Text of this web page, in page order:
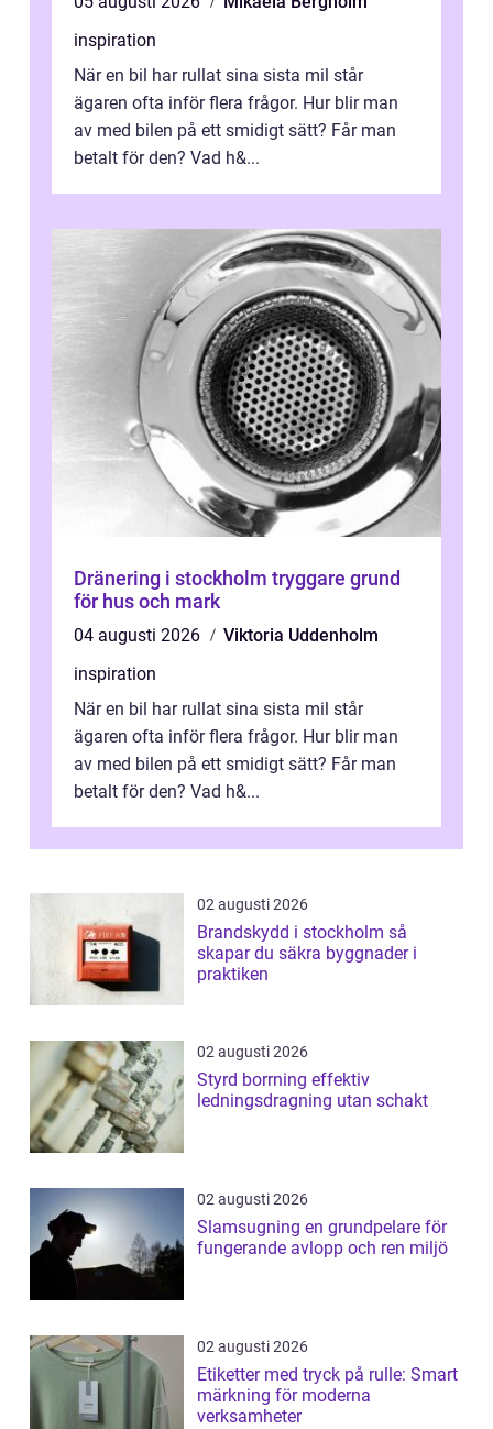
inspiration
När en bil har rullat sina sista mil står
ägaren ofta inför flera frågor. Hur blir man
av med bilen på ett smidigt sätt? Får man
betalt för den? Vad h&...
Dränering i stockholm tryggare grund
för hus och mark
04 augusti 2026
Viktoria Uddenholm
inspiration
När en bil har rullat sina sista mil står
ägaren ofta inför flera frågor. Hur blir man
av med bilen på ett smidigt sätt? Får man
betalt för den? Vad h&...
02 augusti 2026
Brandskydd i stockholm så
skapar du säkra byggnader i
praktiken
02 augusti 2026
Styrd borrning effektiv
ledningsdragning utan schakt
02 augusti 2026
Slamsugning en grundpelare för
fungerande avlopp och ren miljö
02 augusti 2026
Etiketter med tryck på rulle: Smart
märkning för moderna
verksamheter